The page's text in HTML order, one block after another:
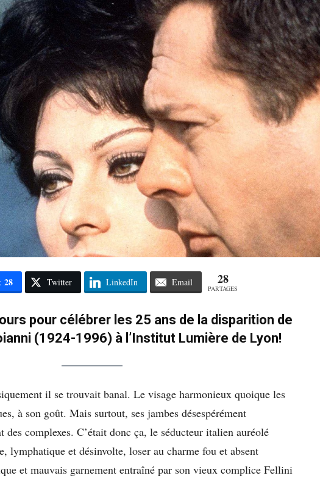
28 Twitter LinkedIn Email 28
PARTAGES
pour célébrer les 25 ans de la disparition de
(1924-1996) à l’Institut Lumière de Lyon!
il se trouvait banal. Le visage harmonieux quoique les
à son goût. Mais surtout, ses jambes désespérément
complexes. C’était donc ça, le séducteur italien auréolé
lymphatique et désinvolte, loser au charme fou et absent
et mauvais garnement entraîné par son vieux complice Fellini